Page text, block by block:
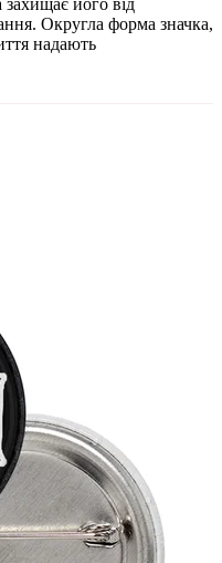
Округла форма значка,
надають